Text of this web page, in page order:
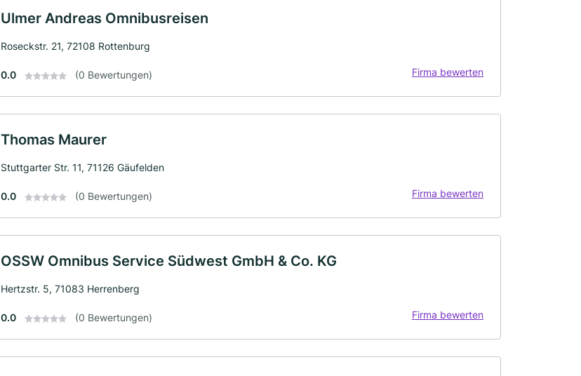
Ulmer Andreas Omnibusreisen
Roseckstr. 21, 72108 Rottenburg
0.0 (0 Bewertungen) Firma bewerten
Thomas Maurer
Stuttgarter Str. 11, 71126 Gäufelden
0.0 (0 Bewertungen) Firma bewerten
OSSW Omnibus Service Südwest GmbH & Co. KG
Hertzstr. 5, 71083 Herrenberg
0.0 (0 Bewertungen) Firma bewerten